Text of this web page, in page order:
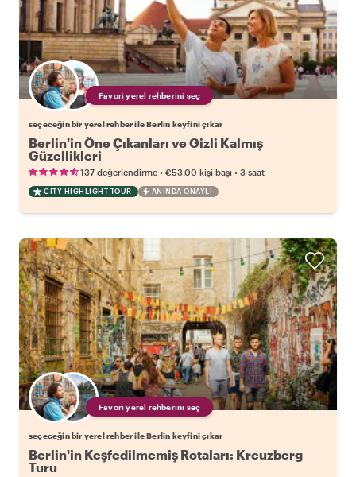
Favori yerel rehberini seç
seçeceğin bir yerel rehber ile Berlin keyfini çıkar
Berlin'in Öne Çıkanları ve Gizli Kalmış
Güzellikleri
137 değerlendirme • €53.00 kişi başı • 3 saat
CITY HIGHLIGHT TOUR ANINDA ONAYLI
Favori yerel rehberini seç
seçeceğin bir yerel rehber ile Berlin keyfini çıkar
Berlin'in Keşfedilmemiş Rotaları: Kreuzberg
Turu